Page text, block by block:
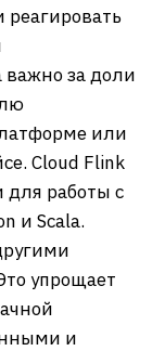
важно за доли
или
Cloud Flink
работы с
и Scala.
упрощает
и